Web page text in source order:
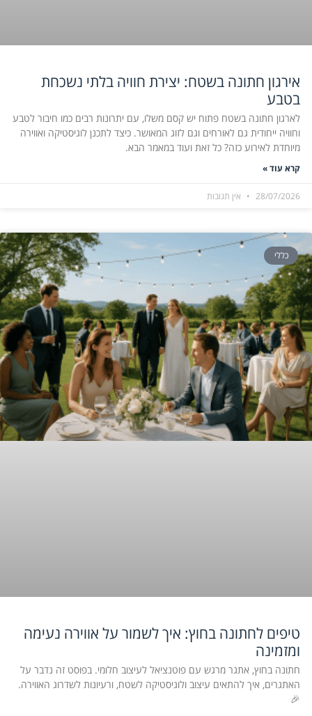
אירגון חתונה בשטח: יצירת חוויה בלתי נשכחת
בטבע
לארגון חתונה בשטח פתוח יש קסם משלו, עם יתרונות רבים כמו חיבור לטבע
וחוויה ייחודית גם לאורחים וגם לזוג המאושר. כיצד לתכנן לוגיסטיקה ואווירה
מיוחדת לאירוע כזה? כל זאת ועוד במאמר הבא.
קרא עוד »
28/07/2026 אין תגובות
כללי
טיפים לחתונה בחוץ: איך לשמור על אווירה נעימה
ומזמינה
חתונה בחוץ, אתגר מרגש עם פוטנציאל לעיצוב חלומי. בפוסט זה נדבר על
האתגרים, איך להתאים עיצוב ולוגיסטיקה לשטח, ורעיונות לשדרוג האווירה.
🎉